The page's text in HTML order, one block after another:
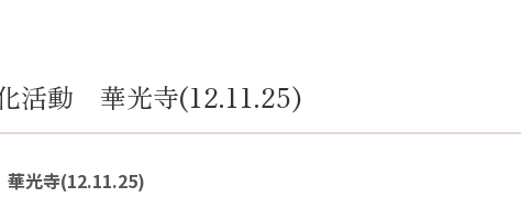
活動 華光寺(12.11.25)
光寺(12.11.25)